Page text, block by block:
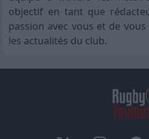
objectif en tant que
passion avec vous et de
les actualités du club.